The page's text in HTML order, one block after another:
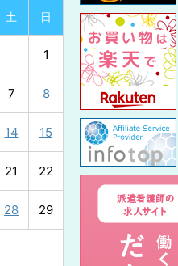
土 日
1
7 8
14 15
21 22
28 29